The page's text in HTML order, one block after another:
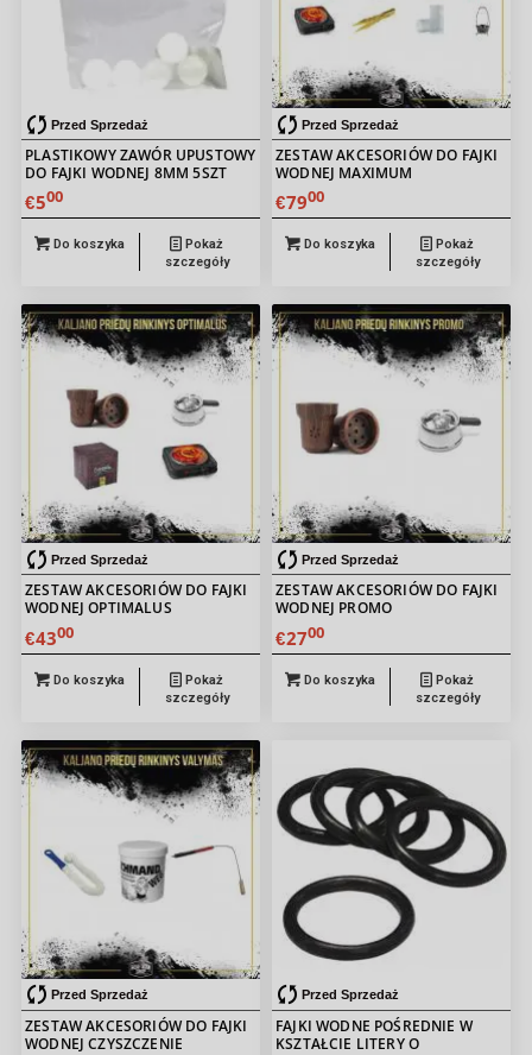
Przed Sprzedaż
PLASTIKOWY ZAWÓR UPUSTOWY
DO FAJKI WODNEJ 8MM 5SZT
€500
Do koszyka
Pokaż
szczegóły
Przed Sprzedaż
ZESTAW AKCESORIÓW DO FAJKI
WODNEJ MAXIMUM
€7900
Do koszyka
Pokaż
szczegóły
Przed Sprzedaż
ZESTAW AKCESORIÓW DO FAJKI
WODNEJ OPTIMALUS
€4300
Do koszyka
Pokaż
szczegóły
Przed Sprzedaż
ZESTAW AKCESORIÓW DO FAJKI
WODNEJ PROMO
€2700
Do koszyka
Pokaż
szczegóły
Przed Sprzedaż
ZESTAW AKCESORIÓW DO FAJKI
WODNEJ CZYSZCZENIE
Przed Sprzedaż
FAJKI WODNE POŚREDNIE W
KSZTAŁCIE LITERY O